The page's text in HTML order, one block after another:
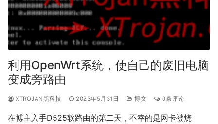
利用OpenWrt系统，使自己的废旧电脑
变成旁路由
XTROJAN黑科技 2023年5月31日 博文 0条评论
在博主入手D525软路由的第二天，不幸的是网卡被烧